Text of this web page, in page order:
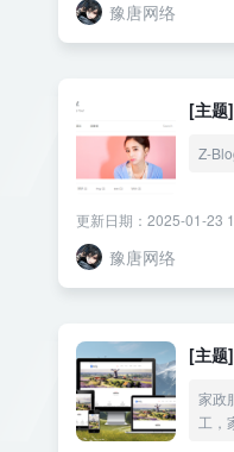
豫唐网络
[主题]
Z-
更新日期：2025-01-23
豫唐网络
[主题]
家政
工，